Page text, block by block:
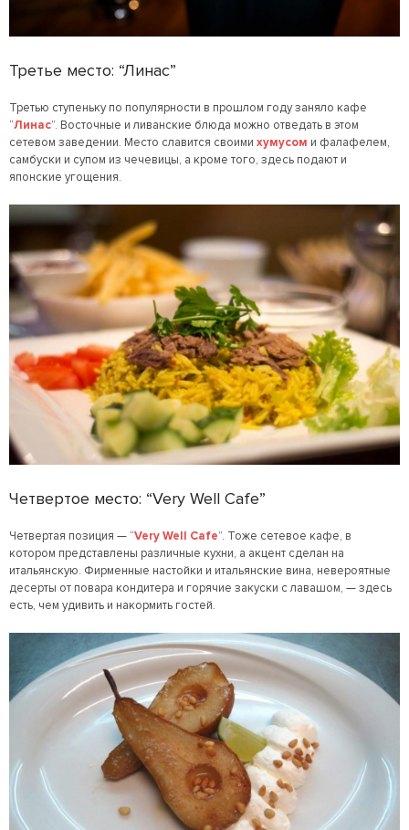
Третье место: “Линас”
Третью ступеньку по популярности в прошлом году заняло кафе
“Линас”. Восточные и ливанские блюда можно отведать в этом
сетевом заведении. Место славится своими хумусом и фалафелем,
самбуски и супом из чечевицы, а кроме того, здесь подают и
японские угощения.
Четвертое место: “Very Well Cafe”
Четвертая позиция — “Very Well Cafe”. Тоже сетевое кафе, в
котором представлены различные кухни, а акцент сделан на
итальянскую. Фирменные настойки и итальянские вина, невероятные
десерты от повара кондитера и горячие закуски с лавашом, — здесь
есть, чем удивить и накормить гостей.